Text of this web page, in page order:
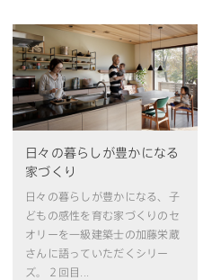
日々の暮らしが豊かになる
家づくり
日々の暮らしが豊かになる、子
どもの感性を育む家づくりのセ
オリーを一級建築士の加藤栄蔵
さんに語っていただくシリー
ズ。２回目...